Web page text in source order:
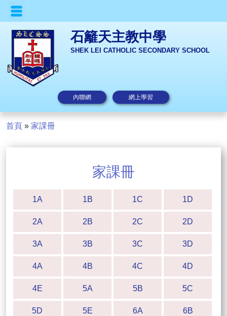
石籬天主教中學
SHEK LEI CATHOLIC SECONDARY SCHOOL
內聯網 網上學習
首頁 » 家課冊
家課冊
1A 1B 1C 1D
2A 2B 2C 2D
3A 3B 3C 3D
4A 4B 4C 4D
4E 5A 5B 5C
5D 5E 6A 6B